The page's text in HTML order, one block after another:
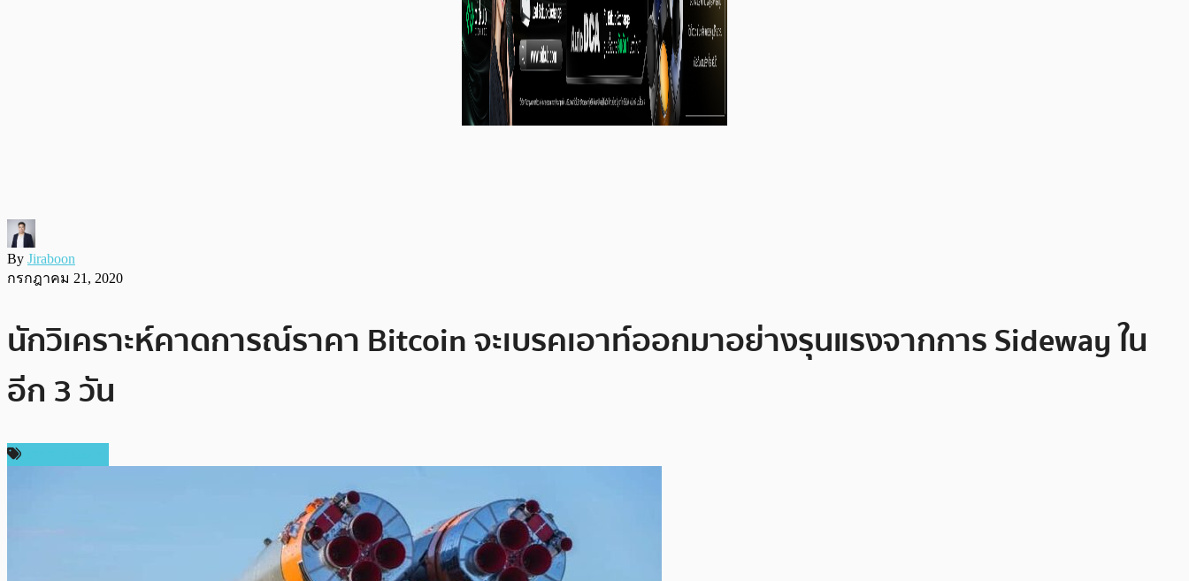
By Jiraboon
กรกฎาคม 21, 2020
นักวิเคราะห์คาดการณ์ราคา Bitcoin จะเบรคเอาท์ออกมาอย่างรุนแรงจากการ Sideway ใน
อีก 3 วัน